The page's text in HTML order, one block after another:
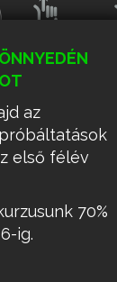
az
első félév
70%
ig.
tartalmak